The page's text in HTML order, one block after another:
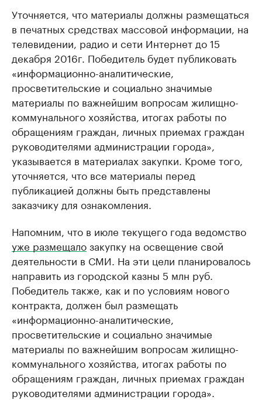
Уточняется, что материалы должны размещаться
в печатных средствах массовой информации, на
телевидении, радио и сети Интернет до 15
декабря 2016г. Победитель будет публиковать
«информационно-аналитические,
просветительские и социально значимые
материалы по важнейшим вопросам жилищно-
коммунального хозяйства, итогах работы по
обращениям граждан, личных приемах граждан
руководителями администрации города»,
указывается в материалах закупки. Кроме того,
уточняется, что все материалы перед
публикацией должны быть представлены
заказчику для ознакомления.
Напомним, что в июле текущего года ведомство
уже размещалозакупку на освещение свой
деятельности в СМИ. На эти цели планировалось
направить из городской казны 5 млн руб.
Победитель также, как и по условиям нового
контракта, должен был размещать
«информационно-аналитические,
просветительские и социально значимые
материалы по важнейшим вопросам жилищно-
коммунального хозяйства, итогах работы по
обращениям граждан, личных приемах граждан
руководителями администрации города».